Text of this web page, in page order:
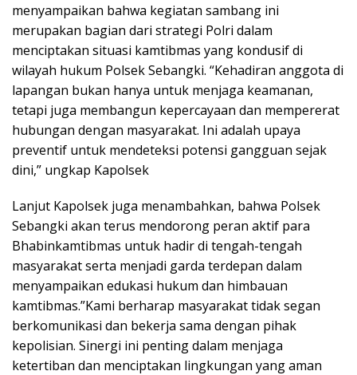
menyampaikan bahwa kegiatan sambang ini
merupakan bagian dari strategi Polri dalam
menciptakan situasi kamtibmas yang kondusif di
wilayah hukum Polsek Sebangki. “Kehadiran anggota di
lapangan bukan hanya untuk menjaga keamanan,
tetapi juga membangun kepercayaan dan mempererat
hubungan dengan masyarakat. Ini adalah upaya
preventif untuk mendeteksi potensi gangguan sejak
dini,” ungkap Kapolsek
Lanjut Kapolsek juga menambahkan, bahwa Polsek
Sebangki akan terus mendorong peran aktif para
Bhabinkamtibmas untuk hadir di tengah-tengah
masyarakat serta menjadi garda terdepan dalam
menyampaikan edukasi hukum dan himbauan
kamtibmas.”Kami berharap masyarakat tidak segan
berkomunikasi dan bekerja sama dengan pihak
kepolisian. Sinergi ini penting dalam menjaga
ketertiban dan menciptakan lingkungan yang aman